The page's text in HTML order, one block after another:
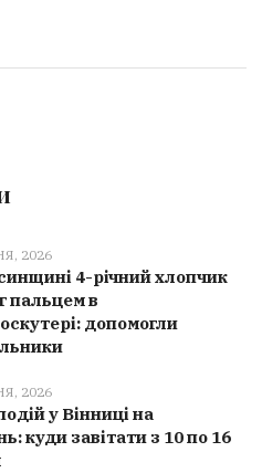
2026
4-річний хлопчик
пальцем в
допомогли
2026
у Вінниці на
куди завітати з 10 по 16